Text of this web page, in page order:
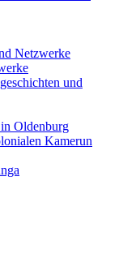
Netzwerke
und
Oldenburg
Kamerun